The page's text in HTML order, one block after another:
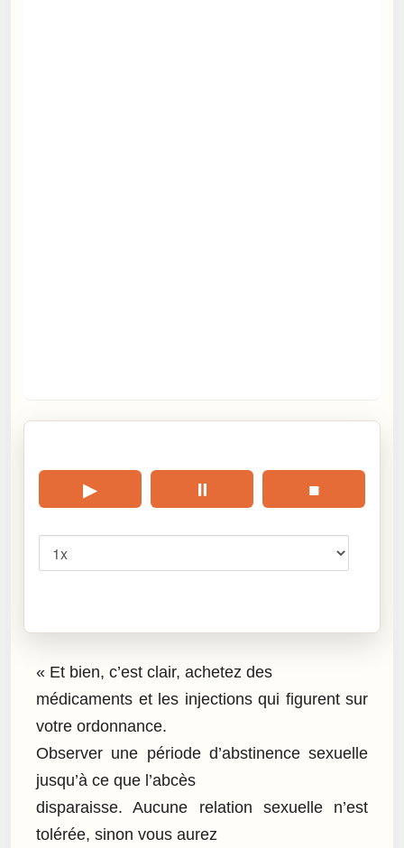
▶ ⏸ ■
« Et bien, c’est clair, achetez des
médicaments et les injections qui figurent sur
votre ordonnance.
Observer une période d’abstinence sexuelle
jusqu’à ce que l’abcès
disparaisse. Aucune relation sexuelle n’est
tolérée, sinon vous aurez